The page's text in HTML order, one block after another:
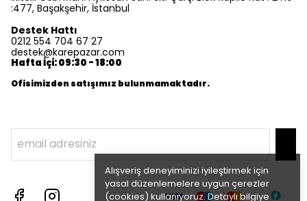
Alışveriş deneyiminizi iyileştirmek için
yasal düzenlemelere uygun çerezler
(cookies) kullanıyoruz. Detaylı bilgiye
:477, Başakşehir, İstanbul
Destek Hattı
0212 554 704 67 27
destek@karepazar.com
Hafta İçi: 09:30 - 18:00
Ofisimizden satışımız bulunmamaktadır.